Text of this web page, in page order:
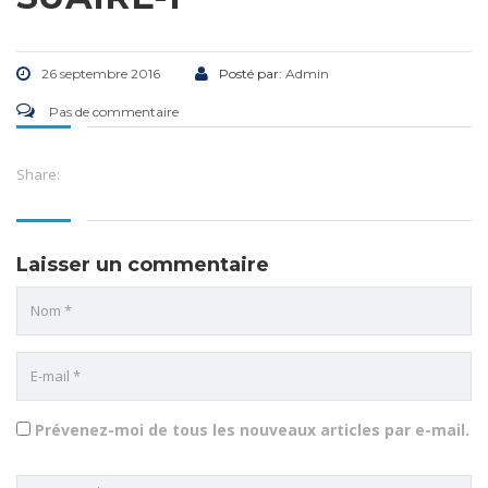
26 septembre 2016 Posté par: Admin
Pas de commentaire
Share:
Laisser un commentaire
Prévenez-moi de tous les nouveaux articles par e-mail.